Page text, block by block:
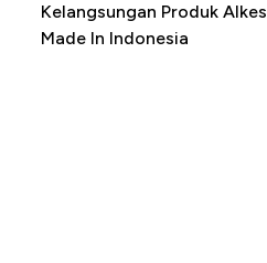
Kelangsungan Produk Alkes
Made In Indonesia